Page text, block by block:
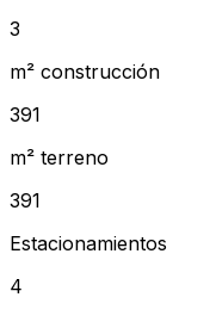
3
m² construcción
391
m² terreno
391
Estacionamientos
4